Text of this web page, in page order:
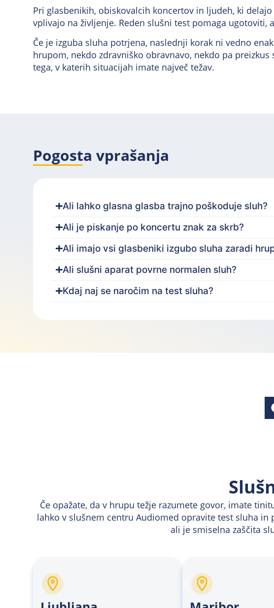
Pri glasbenikih, obiskovalcih koncertov in ljudeh, ki
vplivajo na življenje. Reden slušni test pomaga ugotoviti,
Če je izguba sluha potrjena, naslednji korak ni vedno
hrupom, nekdo zdravniško obravnavo, nekdo pa
tega, v katerih situacijah imate največ težav.
Pogosta vprašanja
Ali lahko glasna glasba trajno poškoduje sluh?
Ali je piskanje po koncertu znak za skrb?
Ali imajo vsi glasbeniki izgubo sluha zaradi
Ali slušni aparat povrne normalen sluh?
Kdaj naj se naročim na test sluha?
Če opažate, da v hrupu težje razumete govor, imate
lahko v slušnem centru Audiomed opravite test sluha
ali je smiselna zaščita